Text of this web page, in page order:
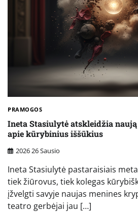
PRAMOGOS
Ineta Stasiulytė atskleidžia
apie kūrybinius iššūkius
2026 26 Sausio
Ineta Stasiulytė pastaraisiais
tiek žiūrovus, tiek kolegas
įžvelgti savyje naujas menines
teatro gerbėjai jau […]